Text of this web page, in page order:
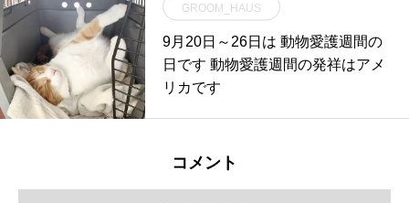
GROOM_HAUS
9月20日～26日は 動物愛護週間の
日です 動物愛護週間の発祥はアメ
リカです
コメント